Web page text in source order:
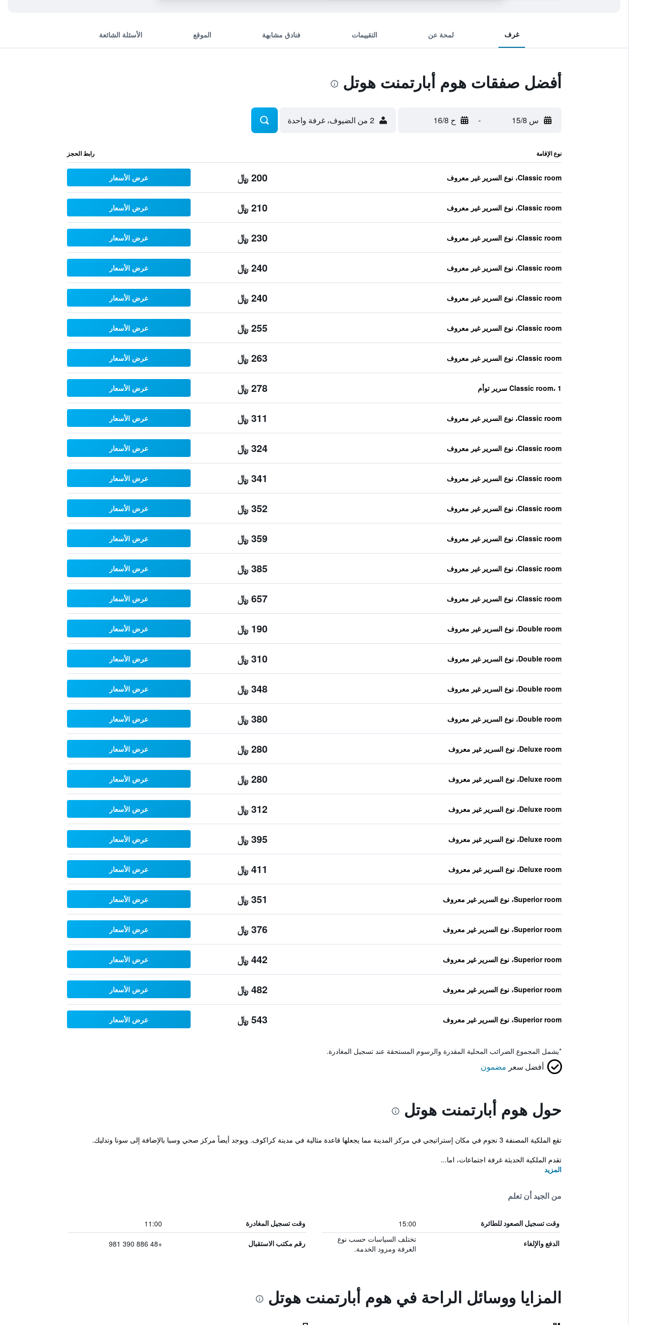
غرف لمحة عن التقييمات فنادق مشابهة الموقع الأسئلة الشائعة
أفضل صفقات هوم أبارتمنت هوتل
س 15/8 - ح 16/8 2 من الضيوف، غرفة واحدة
نوع الإقامة رابط الحجز
Classic room، نوع السرير غير معروف 200 ﷼ عرض الأسعار
Classic room، نوع السرير غير معروف 210 ﷼ عرض الأسعار
Classic room، نوع السرير غير معروف 230 ﷼ عرض الأسعار
Classic room، نوع السرير غير معروف 240 ﷼ عرض الأسعار
Classic room، نوع السرير غير معروف 240 ﷼ عرض الأسعار
Classic room، نوع السرير غير معروف 255 ﷼ عرض الأسعار
Classic room، نوع السرير غير معروف 263 ﷼ عرض الأسعار
Classic room، 1 سرير توأم 278 ﷼ عرض الأسعار
Classic room، نوع السرير غير معروف 311 ﷼ عرض الأسعار
Classic room، نوع السرير غير معروف 324 ﷼ عرض الأسعار
Classic room، نوع السرير غير معروف 341 ﷼ عرض الأسعار
Classic room، نوع السرير غير معروف 352 ﷼ عرض الأسعار
Classic room، نوع السرير غير معروف 359 ﷼ عرض الأسعار
Classic room، نوع السرير غير معروف 385 ﷼ عرض الأسعار
Classic room، نوع السرير غير معروف 657 ﷼ عرض الأسعار
Double room، نوع السرير غير معروف 190 ﷼ عرض الأسعار
Double room، نوع السرير غير معروف 310 ﷼ عرض الأسعار
Double room، نوع السرير غير معروف 348 ﷼ عرض الأسعار
Double room، نوع السرير غير معروف 380 ﷼ عرض الأسعار
Deluxe room، نوع السرير غير معروف 280 ﷼ عرض الأسعار
Deluxe room، نوع السرير غير معروف 280 ﷼ عرض الأسعار
Deluxe room، نوع السرير غير معروف 312 ﷼ عرض الأسعار
Deluxe room، نوع السرير غير معروف 395 ﷼ عرض الأسعار
Deluxe room، نوع السرير غير معروف 411 ﷼ عرض الأسعار
Superior room، نوع السرير غير معروف 351 ﷼ عرض الأسعار
Superior room، نوع السرير غير معروف 376 ﷼ عرض الأسعار
Superior room، نوع السرير غير معروف 442 ﷼ عرض الأسعار
Superior room، نوع السرير غير معروف 482 ﷼ عرض الأسعار
Superior room، نوع السرير غير معروف 543 ﷼ عرض الأسعار
*يشمل المجموع الضرائب المحلية المقدرة والرسوم المستحقة عند تسجيل المغادرة.
أفضل سعر مضمون
حول هوم أبارتمنت هوتل
تقع الملكية المصنفة 3 نجوم في مكان إستراتيجي في مركز المدينة مما يجعلها قاعدة مثالية في مدينة كراكوف. ويوجد أيضاً مركز صحي وسبا بالإضافة إلى سونا وتدليك.
تقدم الملكية الحديثة غرفة اجتماعات، اما...
المزيد
من الجيد أن تعلم
وقت تسجيل الصعود للطائرة 15:00 وقت تسجيل المغادرة 11:00
الدفع والإلغاء
تختلف السياسات حسب نوع
الغرفة ومزود الخدمة.
رقم مكتب الاستقبال +48 886 390 981
المزايا ووسائل الراحة في هوم أبارتمنت هوتل